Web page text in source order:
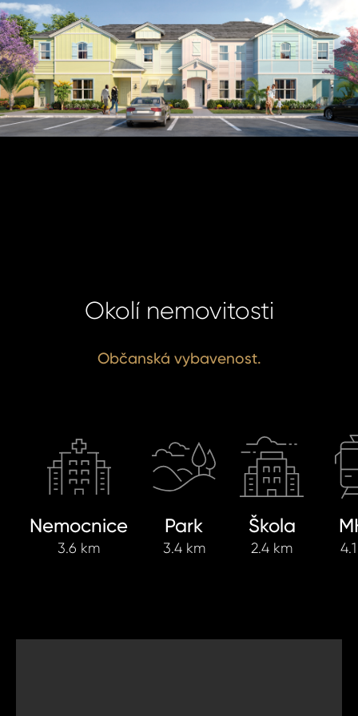
Okolí nemovitosti
Občanská vybavenost.
Nemocnice
3.6 km
Park
3.4 km
Škola
2.4 km
jej nyní